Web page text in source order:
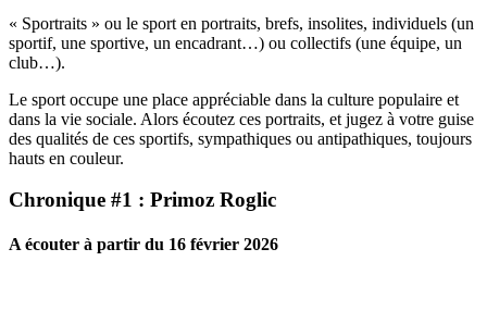
« Sportraits » ou le sport en portraits, brefs, insolites, individuels (un
sportif, une sportive, un encadrant…) ou collectifs (une équipe, un
club…).
Le sport occupe une place appréciable dans la culture populaire et
dans la vie sociale. Alors écoutez ces portraits, et jugez à votre guise
des qualités de ces sportifs, sympathiques ou antipathiques, toujours
hauts en couleur.
Chronique #1 : Primoz Roglic
A écouter à partir du 16 février 2026